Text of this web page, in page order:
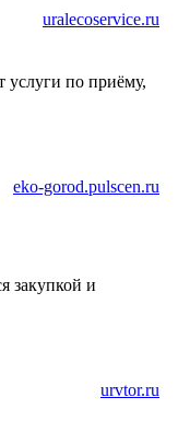
uralecoservice.ru
услуги по приёму,
eko-gorod.pulscen.ru
закупкой и
urvtor.ru